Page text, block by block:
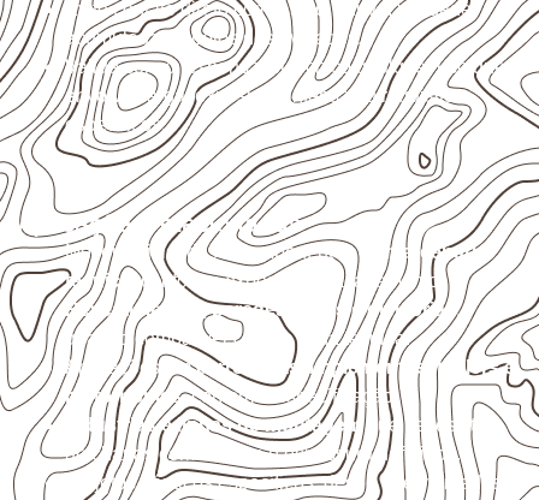
Evite contato direto com o solo, chuva, umidade
acumulada e apoios desnivelados.
Valide com o responsável técnico qualquer uso que
envolva carga, exposição intensa ou requisitos
específicos.
Aplicações relacionadas
Móveis, divisórias e componentes de
marcenaria
técnica
, conforme exposição e acabamento.
Revestimentos, paredes, pisos e divisórias ,
quando compatíveis com a ficha técnica.
Aplicações emcarrocerias, implementos, trailers e
motorhomes, conforme especificação.
Indústrias e linhas de montagem que necessitam
de chapas com formato e espessura definidos.
Projetos náuticos específicos, desde que validados